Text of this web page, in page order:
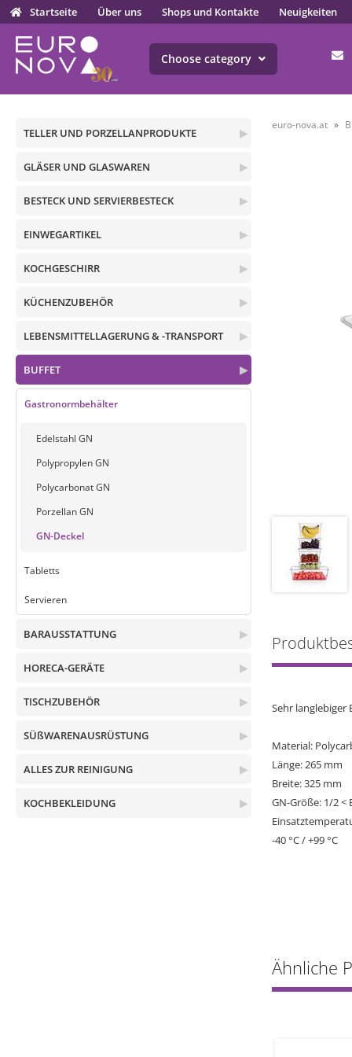
Startseite Über uns Shops und Kontakte Neuigkeiten
Choose category
▶
TELLER UND PORZELLANPRODUKTE
▶
GLÄSER UND GLASWAREN
▶
BESTECK UND SERVIERBESTECK
▶
EINWEGARTIKEL
▶
KOCHGESCHIRR
▶
KÜCHENZUBEHÖR
▶
LEBENSMITTELLAGERUNG & -TRANSPORT
▶
BUFFET
Gastronormbehälter
Edelstahl GN
Polypropylen GN
Polycarbonat GN
Porzellan GN
GN-Deckel
Tabletts
Servieren
▶
BARAUSSTATTUNG
▶
HORECA-GERÄTE
▶
TISCHZUBEHÖR
▶
SÜßWARENAUSRÜSTUNG
▶
ALLES ZUR REINIGUNG
▶
KOCHBEKLEIDUNG
euro-nova.at
Sehr
Material:
Länge: 265 mm
Breite: 325 mm
GN-Größe: 1/2 <
-40 °C / +99 °C
Ähnliche